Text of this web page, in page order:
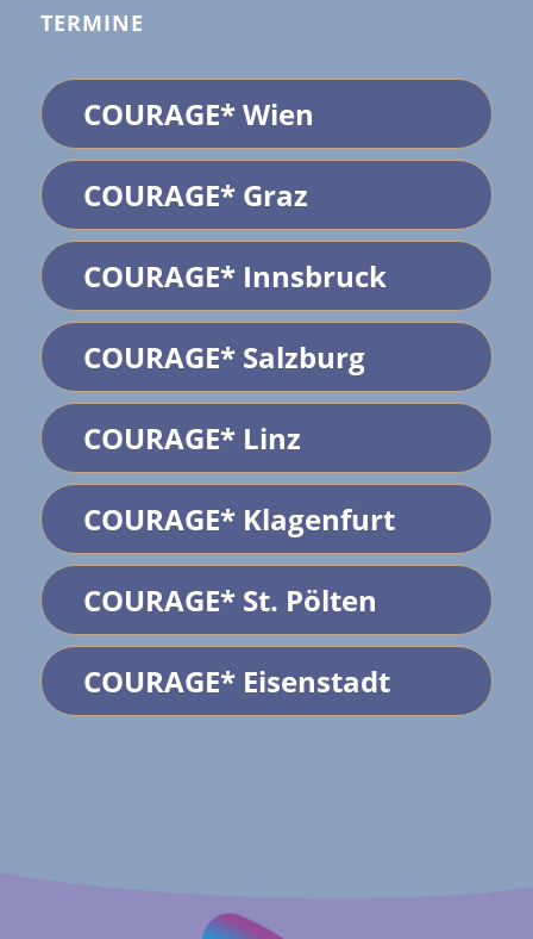
TERMINE
COURAGE* Wien
COURAGE* Graz
COURAGE* Innsbruck
COURAGE* Salzburg
COURAGE* Linz
COURAGE* Klagenfurt
COURAGE* St. Pölten
COURAGE* Eisenstadt